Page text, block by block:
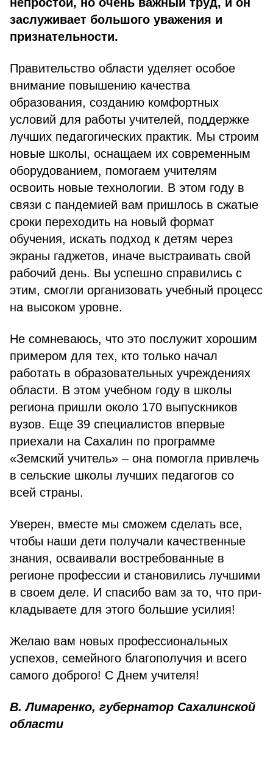
заслуживает большого уважения и
признательности.
Правительство области уделяет особое
внимание повышению качества
образования, созданию ком­фортных
условий для работы учителей, поддержке
лучших педагогических практик. Мы строим
новые школы, оснащаем их современным
оборудованием, помогаем учителям
освоить новые технологии. В этом году в
связи с пандемией вам пришлось в сжатые
сроки переходить на новый формат
обучения, искать подход к детям через
экраны гаджетов, иначе выстраивать свой
рабочий день. Вы успешно справились с
этим, смогли организовать учебный процесс
на высоком уровне.
Не сомневаюсь, что это послужит хорошим
при­мером для тех, кто только начал
работать в образова­тельных учреждениях
области. В этом учебном году в школы
региона пришли около 170 выпускников
вузов. Еще 39 специалистов впервые
приехали на Сахалин по программе
«Земский учитель» – она помогла привлечь
в сельские школы лучших педагогов со
всей страны.
Уверен, вместе мы сможем сделать все,
чтобы наши дети получали качественные
знания, осваивали востребованные в
регионе профессии и становились лучшими
в своем деле. И спасибо вам за то, что при­
кладываете для этого большие усилия!
Желаю вам новых профессиональных
успехов, семейного благополучия и всего
самого доброго! С Днем учителя!
В. Лимаренко, губернатор Сахалинской
области